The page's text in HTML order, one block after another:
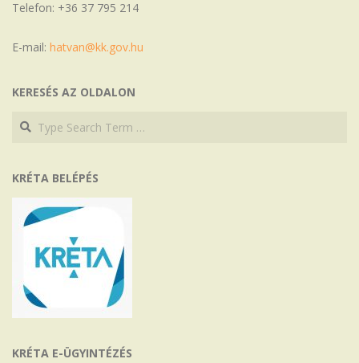
Telefon: +36 37 795 214
E-mail: hatvan@kk.gov.hu
KERESÉS AZ OLDALON
Search
Search
KRÉTA BELÉPÉS
KRÉTA E-ÜGYINTÉZÉS